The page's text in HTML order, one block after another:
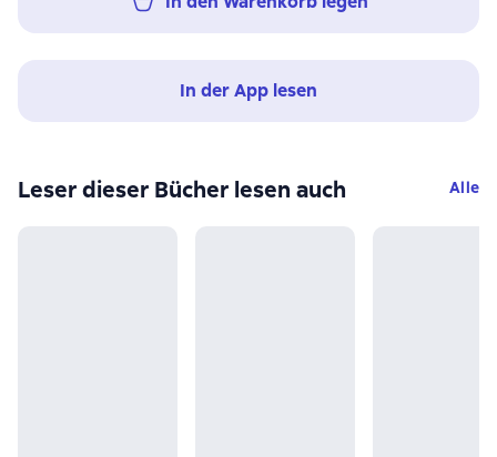
In der App lesen
Leser dieser Bücher lesen auch Alle